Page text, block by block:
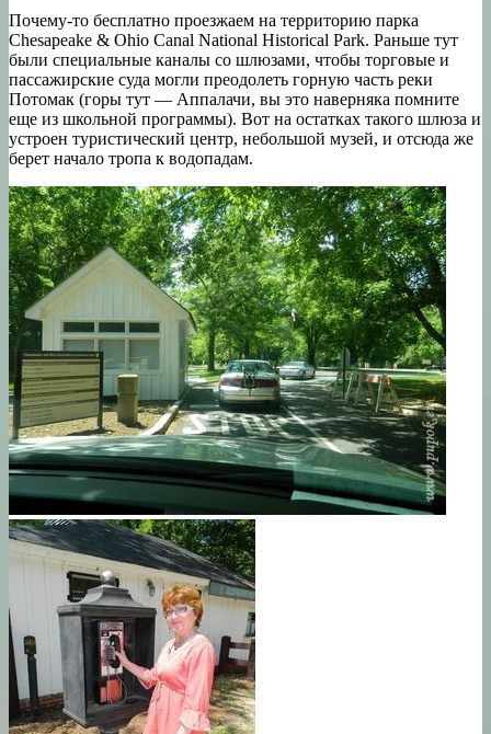
Почему-то бесплатно проезжаем на территорию парка
Chesapeake & Ohio Canal National Historical Park. Раньше тут
были специальные каналы со шлюзами, чтобы торговые и
пассажирские суда могли преодолеть горную часть реки
Потомак (горы тут — Аппалачи, вы это наверняка помните
еще из школьной программы). Вот на остатках такого шлюза и
устроен туристический центр, небольшой музей, и отсюда же
берет начало тропа к водопадам.